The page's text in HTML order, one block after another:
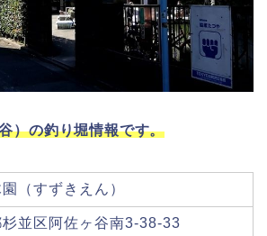
）の釣り堀情報です。
（すずきえん）
並区阿佐ヶ谷南3-38-33